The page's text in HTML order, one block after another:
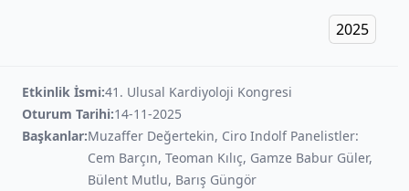
2025
Etkinlik İsmi:41. Ulusal Kardiyoloji Kongresi
Oturum Tarihi:14-11-2025
Başkanlar:Muzaffer Değertekin, Ciro Indolf Panelistler:
Cem Barçın, Teoman Kılıç, Gamze Babur Güler,
Bülent Mutlu, Barış Güngör